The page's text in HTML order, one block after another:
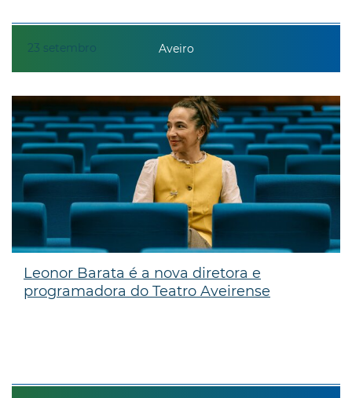
23 setembro Aveiro
Leonor Barata é a nova diretora e
programadora do Teatro Aveirense